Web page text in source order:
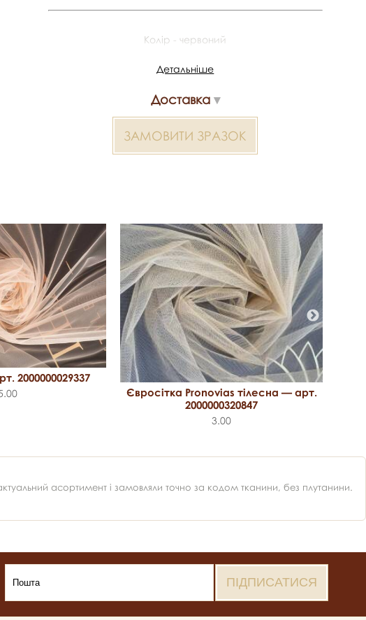
Колір - червоний
Ширина - 1.5 м
У рулоні - 50 м
Детальніше
Доставка
ЗАМОВИТИ ЗРАЗОК
2000000029337
Євросітка Pronovias тілесна — арт.
2000000320847
3.00
асортимент і замовляли точно за кодом тканини, без плутанини.